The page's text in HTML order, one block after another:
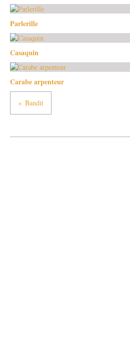
Parlerille
Casaquin
Carabe arpenteur
Bandit